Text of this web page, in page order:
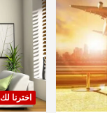
اخترنا لك